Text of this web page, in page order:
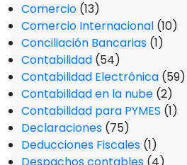
Comercio (13)
Comercio Internacional (10)
Conciliación Bancarias (1)
Contabilidad (54)
Contabilidad Electrónica (59)
Contabilidad en la nube (2)
Contabilidad para PYMES (1)
Declaraciones (75)
Deducciones Fiscales (1)